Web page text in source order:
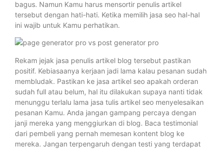
bagus. Namun Kamu harus mensortir penulis artikel
tersebut dengan hati-hati. Ketika memilih jasa seo hal-hal
ini wajib untuk Kamu perhatikan.
Rekam jejak jasa penulis artikel blog tersebut pastikan
positif. Kebiasaanya kerjaan jadi lama kalau pesanan sudah
membludak. Pastikan ke jasa artikel seo apakah orderan
sudah full atau belum, hal itu dilakukan supaya nanti tidak
menunggu terlalu lama jasa tulis artikel seo menyelesaikan
pesanan Kamu. Anda jangan gampang percaya dengan
janji mereka yang menggiurkan di blog. Baca testimonial
dari pembeli yang pernah memesan kontent blog ke
mereka. Jangan terpengaruh dengan testi yang terdapat